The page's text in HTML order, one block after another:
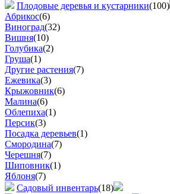
Плодовые деревья и кустарники(100)
Абрикос(6)
Виноград(32)
Вишня(10)
Голубика(2)
Груша(1)
Другие растения(7)
Ежевика(3)
Крыжовник(6)
Малина(6)
Облепиха(1)
Персик(3)
Посадка деревьев(1)
Смородина(7)
Черешня(7)
Шиповник(1)
Яблоня(7)
Садовый инвентарь(18)